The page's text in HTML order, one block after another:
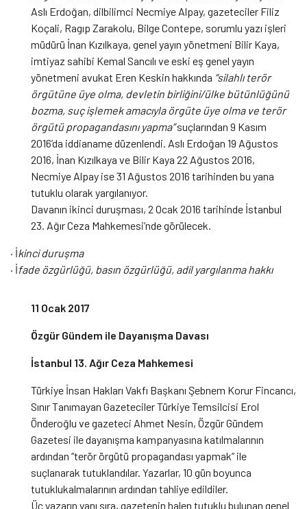
Aslı Erdoğan, dilbilimci Necmiye Alpay, gazeteciler Filiz
Koçali, Ragıp Zarakolu, Bilge Contepe, sorumlu yazı işleri
müdürü İnan Kızılkaya, genel yayın yönetmeni Bilir Kaya,
imtiyaz sahibi Kemal Sancılı ve eski eş genel yayın
yönetmeni avukat Eren Keskin hakkında “silahlı terör
örgütüne üye olma, devletin birliğini/ülke bütünlüğünü
bozma, suç işlemek amacıyla örgüte üye olma ve terör
örgütü propagandasını yapma”suçlarından 9 Kasım
2016’da iddianame düzenlendi. Aslı Erdoğan 19 Ağustos
2016, İnan Kızılkaya ve Bilir Kaya 22 Ağustos 2016,
Necmiye Alpay ise 31 Ağustos 2016 tarihinden bu yana
tutuklu olarak yargılanıyor.
Davanın ikinci duruşması, 2 Ocak 2016 tarihinde İstanbul
23. Ağır Ceza Mahkemesi’nde görülecek.
· İkinci duruşma
· İfade özgürlüğü, basın özgürlüğü, adil yargılanma hakkı
11 Ocak 2017
Özgür Gündem ile Dayanışma Davası
İstanbul 13. Ağır Ceza Mahkemesi
Türkiye İnsan Hakları Vakfı Başkanı Şebnem Korur Fincancı,
Sınır Tanımayan Gazeteciler Türkiye Temsilcisi Erol
Önderoğlu ve gazeteci Ahmet Nesin, Özgür Gündem
Gazetesi ile dayanışma kampanyasına katılmalarının
ardından “terör örgütü propagandası yapmak” ile
suçlanarak tutuklandılar. Yazarlar, 10 gün boyunca
tutuklukalmalarının ardından tahliye edildiler.
Üç yazarın yanı sıra, gazetenin halen tutuklu bulunan genel